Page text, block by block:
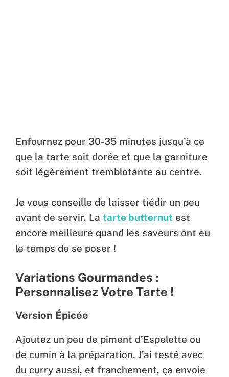
Enfournez pour 30-35 minutes jusqu’à ce
que la tarte soit dorée et que la garniture
soit légèrement tremblotante au centre.
Je vous conseille de laisser tiédir un peu
avant de servir. La tarte butternut est
encore meilleure quand les saveurs ont eu
le temps de se poser !
Variations Gourmandes :
Personnalisez Votre Tarte !
Version Épicée
Ajoutez un peu de piment d’Espelette ou
de cumin à la préparation. J’ai testé avec
du curry aussi, et franchement, ça envoie